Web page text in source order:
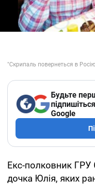
Будьте
Google
Екс-полковник ГРУ
дочка Юлія, яких